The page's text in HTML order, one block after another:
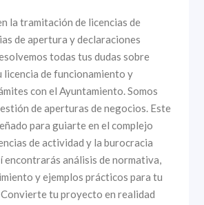
la tramitación de licencias de
de apertura y declaraciones
todas tus dudas sobre
licencia de funcionamiento y
con el Ayuntamiento. Somos
de aperturas de negocios. Este
para guiarte en el complejo
de actividad y la burocracia
encontrarás análisis de normativa,
y ejemplos prácticos para tu
tu proyecto en realidad